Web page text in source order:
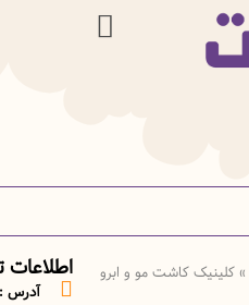
» کلینیک کاشت مو و ابرو
آدرس :